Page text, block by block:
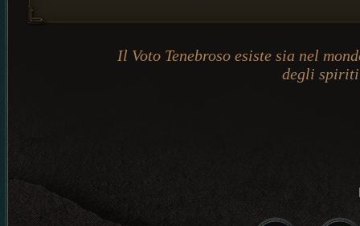
Il Voto Tenebroso esiste sia nel
degli